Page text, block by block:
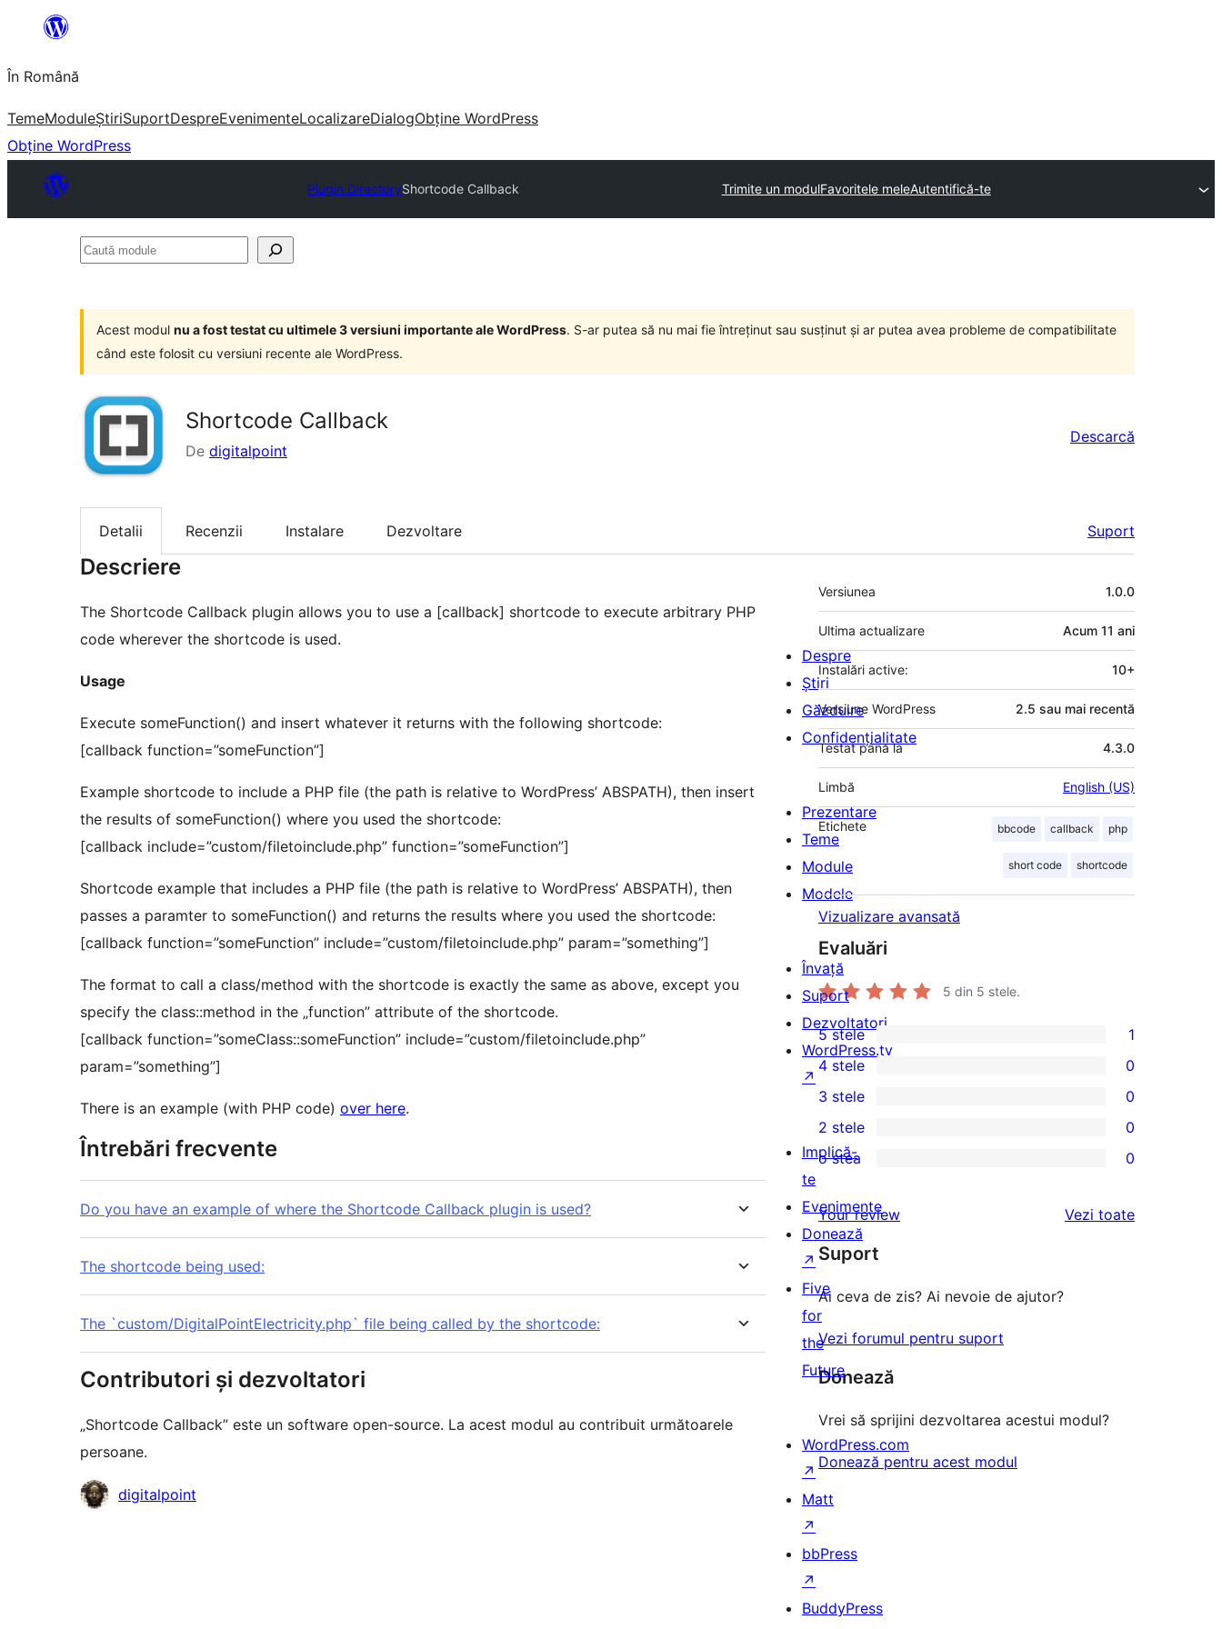
conținut
În Română
TemeModuleȘtiriSuportDespreEvenimenteLocalizareDialogObține WordPress
Obține WordPress
Plugin DirectoryShortcode Callback Trimite un modulFavoritele meleAutentifică-te
Caută
Acest modul nu a fost testat cu ultimele 3 versiuni importante ale WordPress. S-ar putea să nu mai fie întreținut sau susținut și ar putea avea probleme de compatibilitate
când este folosit cu versiuni recente ale WordPress.
Shortcode Callback
De digitalpoint
Descarcă
Detalii Recenzii Instalare Dezvoltare Suport
Descriere
The Shortcode Callback plugin allows you to use a [callback] shortcode to execute arbitrary PHP
code wherever the shortcode is used.
Usage
Execute someFunction() and insert whatever it returns with the following shortcode:
[callback function=”someFunction”]
Example shortcode to include a PHP file (the path is relative to WordPress’ ABSPATH), then insert
the results of someFunction() where you used the shortcode:
[callback include=”custom/filetoinclude.php” function=”someFunction”]
Shortcode example that includes a PHP file (the path is relative to WordPress’ ABSPATH), then
passes a paramter to someFunction() and returns the results where you used the shortcode:
[callback function=”someFunction” include=”custom/filetoinclude.php” param=”something”]
The format to call a class/method with the shortcode is exactly the same as above, except you
specify the class::method in the „function” attribute of the shortcode.
[callback function=”someClass::someFunction” include=”custom/filetoinclude.php”
param=”something”]
There is an example (with PHP code) over here.
Întrebări frecvente
Do you have an example of where the Shortcode Callback plugin is used?
The shortcode being used:
The `custom/DigitalPointElectricity.php` file being called by the shortcode:
Contributori și dezvoltatori
„Shortcode Callback” este un software open-source. La acest modul au contribuit următoarele
persoane.
Contributori
digitalpoint
Meta
Versiunea 1.0.0
Ultima actualizare Acum 11 ani
Instalări active: 10+
Versiune WordPress 2.5 sau mai recentă
Testat până la 4.3.0
Limbă English (US)
Etichete bbcode callback php
short code shortcode
Vizualizare avansată
Evaluări
5 din 5 stele.
1
5
–
recenzie
(stele)
5 stele 1
4
–
recenzii
4 stele 0
0
3
–
(stele)
3 stele 0
2
recenzii
(stele)
2 stele 0
0
–
recenzii
o stea 0
Your review Vezi toaterecenziile
Suport
Ai ceva de zis? Ai nevoie de ajutor?
Vezi forumul pentru suport
Donează
Vrei să sprijini dezvoltarea acestui modul?
Donează pentru acest modul
Despre
Știri
Găzduire
Confidențialitate
Prezentare
Teme
Module
Modele
Învață
Suport
Dezvoltatori
WordPress.tv
↗
Implică-
te
Evenimente
Donează
↗
Five
for
the
Future
WordPress.com
↗
Matt
↗
bbPress
↗
BuddyPress